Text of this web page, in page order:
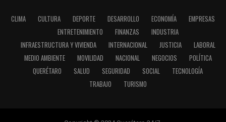
CLIMA CULTURA DEPORTE DESARROLLO ECONOMÍA
EMPRESAS
ENTRETENIMIENTO
FINANZAS
INDUSTRIA
INFRAESTRUCTURA Y VIVIENDA
INTERNACIONAL JUSTICIA
LABORAL
MEDIO AMBIENTE
MOVILIDAD NACIONAL NEGOCIOS
POLÍTICA
QUERÉTARO
SALUD SEGURIDAD SOCIAL
TECNOLOGÍA
TRABAJO
TURISMO